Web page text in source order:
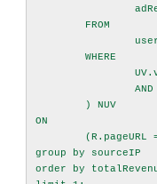
		adRevenue
	WHERE
		UV.visitDate >= '1999-01-01'
		AND UV.visitDate <= '2000-01-01'
ON
group by sourceIP
order by